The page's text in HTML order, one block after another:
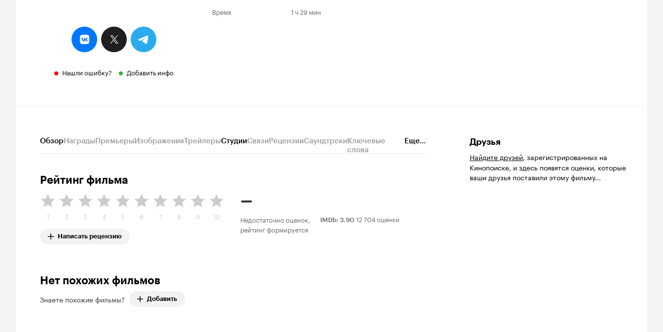
Нашли ошибку? Добавить инфо
Время
1 ч 29 мин
ОбзорНаградыПремьерыИзображенияТрейлерыСтудииСвязиРецензииСаундтрекиКлючевые
слова
Еще...
Рейтинг фильма
1 2 3 4 5 6 7 8 9 10
Написать рецензию
–
Недостаточно оценок,
рейтинг формируется
IMDb: 3.90 12 704 оценки
Нет похожих фильмов
Знаете похожие фильмы? Добавить
Друзья
Найдите друзей, зарегистрированных на
Кинопоиске, и здесь появятся оценки, которые
ваши друзья поставили этому фильму...